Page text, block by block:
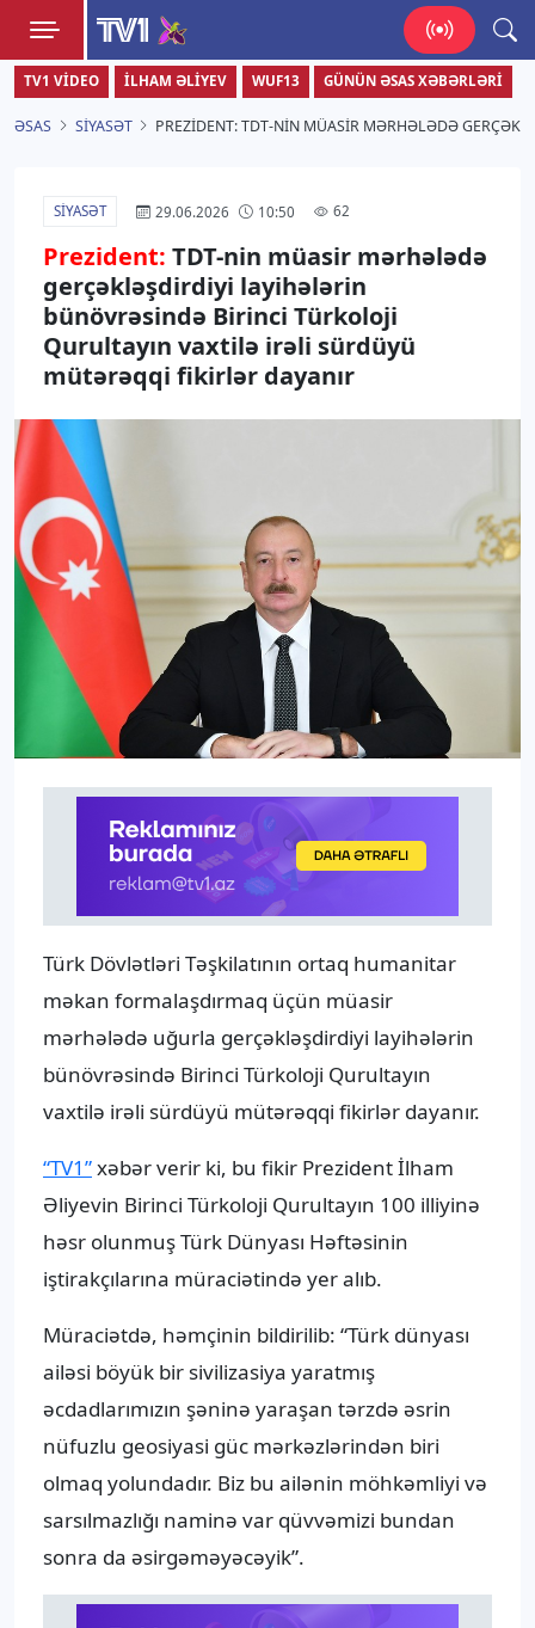
TV1
Zamanı bizimlə yaşa!
TV1 VIDEO İLHAM ƏLIYEV WUF13 GÜNÜN ƏSAS XƏBƏRLƏRI
ƏSAS SIYASƏT PREZIDENT: TDT-NIN MÜASIR MƏRHƏLƏDƏ
SIYASƏT 29.06.2026 10:50 62
Prezident: TDT-nin müasir mərhələdə
gerçəkləşdirdiyi layihələrin
bünövrəsində Birinci Türkoloji
Qurultayın vaxtilə irəli sürdüyü
mütərəqqi fikirlər dayanır
Türk Dövlətləri Təşkilatının ortaq humanitar
məkan formalaşdırmaq üçün müasir
mərhələdə uğurla gerçəkləşdirdiyi layihələrin
bünövrəsində Birinci Türkoloji Qurultayın
vaxtilə irəli sürdüyü mütərəqqi fikirlər dayanır.
“TV1”xəbər verir ki, bu fikir Prezident İlham
Əliyevin Birinci Türkoloji Qurultayın 100 illiyinə
həsr olunmuş Türk Dünyası Həftəsinin
iştirakçılarına müraciətində yer alıb.
Müraciətdə, həmçinin bildirilib: “Türk dünyası
ailəsi böyük bir sivilizasiya yaratmış
əcdadlarımızın şəninə yaraşan tərzdə əsrin
nüfuzlu geosiyasi güc mərkəzlərindən biri
olmaq yolundadır. Biz bu ailənin möhkəmliyi və
sarsılmazlığı naminə var qüvvəmizi bundan
sonra da əsirgəməyəcəyik”.